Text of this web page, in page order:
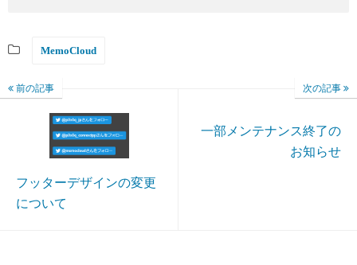
MemoCloud
前の記事
フッターデザインの変更
について
次の記事
一部メンテナンス終了の
お知らせ